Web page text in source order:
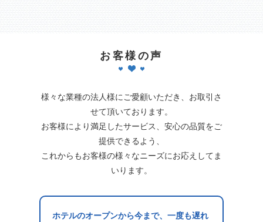
お客様の声
様々な業種の法人様にご愛顧いただき、お取引さ
せて頂いております。
お客様により満足したサービス、安心の品質をご
提供できるよう、
これからもお客様の様々なニーズにお応えしてま
いります。
ホテルのオープンから今まで、一度も遅れ